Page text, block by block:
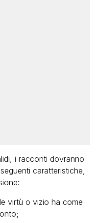
i racconti dovranno
caratteristiche,
virtù o vizio ha come